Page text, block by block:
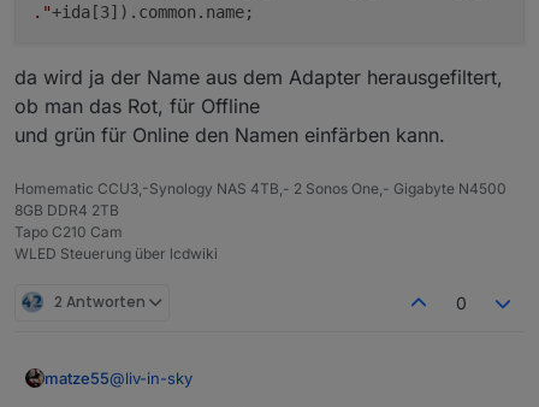
."+ida[3]).common.name;
da wird ja der Name aus dem Adapter herausgefiltert,
ob man das Rot, für Offline
und grün für Online den Namen einfärben kann.
Homematic CCU3,-Synology NAS 4TB,- 2 Sonos One,- Gigabyte N4500
8GB DDR4 2TB
Tapo C210 Cam
WLED Steuerung über lcdwiki
2 Antworten 0
matze55@liv-in-sky